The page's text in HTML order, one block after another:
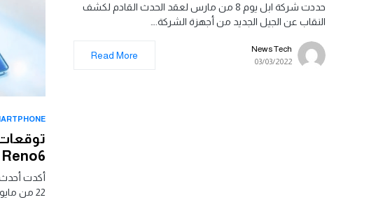
حددت شركة ابل يوم 8 من مارس لعقد الحدث القادم لكشف
النقاب عن الجيل الجديد من أجهزة الشركة.…
News Tech
03/03/2022
Read More
Reno6 في حدث يعقد في 22 من مايو
22 من مايو للإعلان الرسمي عن سلسلة هواتف…